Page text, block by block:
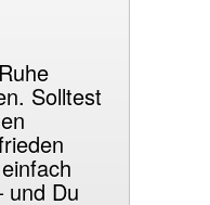
Solltest
und Du